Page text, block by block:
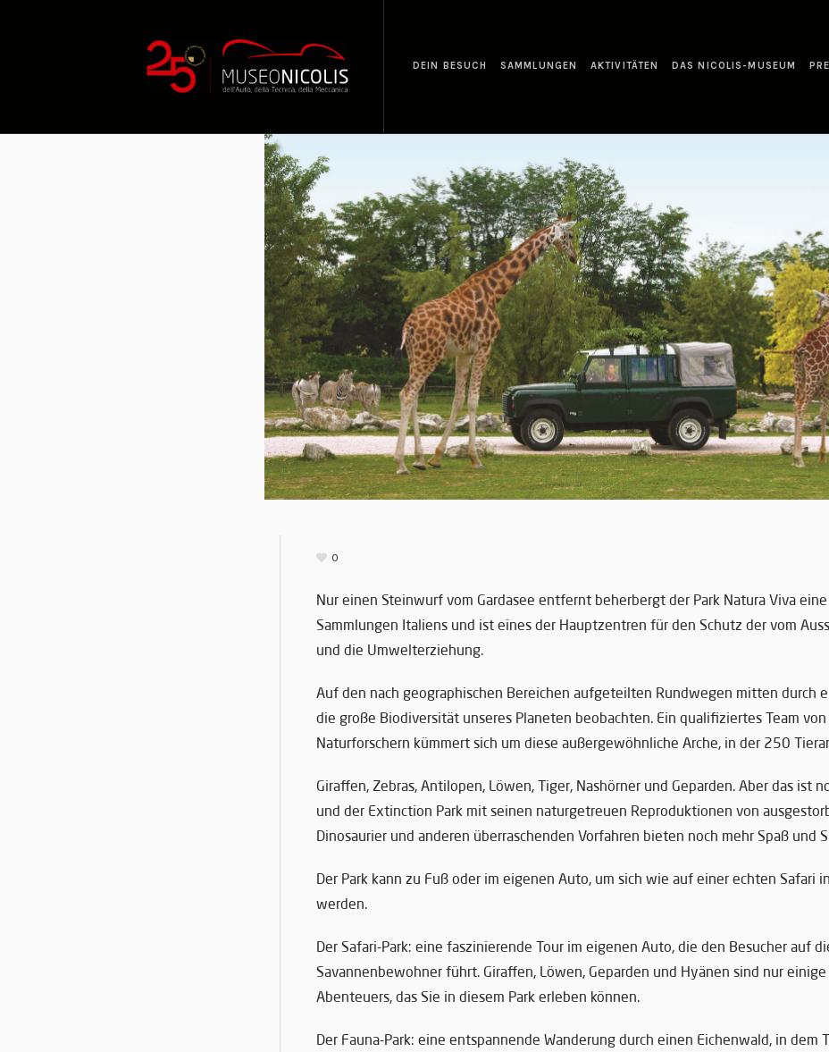
DEIN BESUCH SAMMLUNGEN AKTIVITÄTEN DAS NICOLIS-MUSEUM
0
Nur einen Steinwurf vom Gardasee entfernt beherbergt der Park Natura Viva
Sammlungen Italiens und ist eines der Hauptzentren für den Schutz der vom
und die Umwelterziehung.
Auf den nach geographischen Bereichen aufgeteilten Rundwegen mitten durch
die große Biodiversität unseres Planeten beobachten. Ein qualifiziertes Team
Naturforschern kümmert sich um diese außergewöhnliche Arche, in der 250
Giraffen, Zebras, Antilopen, Löwen, Tiger, Nashörner und Geparden. Aber das ist
und der Extinction Park mit seinen naturgetreuen Reproduktionen von
Dinosaurier und anderen überraschenden Vorfahren bieten noch mehr Spaß und
Der Park kann zu Fuß oder im eigenen Auto, um sich wie auf einer echten Safari
werden.
Der Safari-Park: eine faszinierende Tour im eigenen Auto, die den Besucher auf
Savannenbewohner führt. Giraffen, Löwen, Geparden und Hyänen sind nur
Abenteuers, das Sie in diesem Park erleben können.
Der Fauna-Park: eine entspannende Wanderung durch einen Eichenwald, in dem